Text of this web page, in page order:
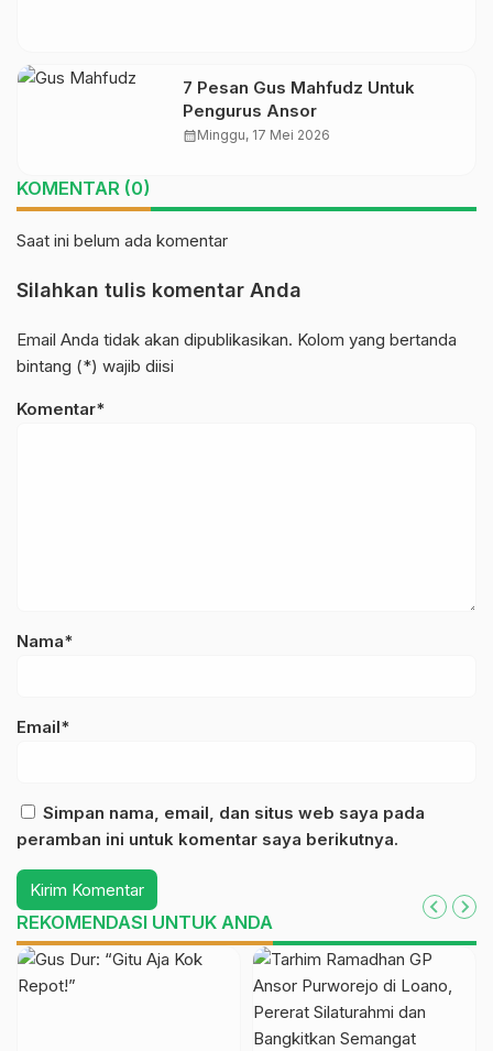
7 Pesan Gus Mahfudz Untuk
Pengurus Ansor
calendar_monthMinggu, 17 Mei 2026
KOMENTAR (0)
Saat ini belum ada komentar
Silahkan tulis komentar Anda
Email Anda tidak akan dipublikasikan. Kolom yang bertanda
bintang (*) wajib diisi
Komentar*
Nama*
Email*
Simpan nama, email, dan situs web saya pada
peramban ini untuk komentar saya berikutnya.
REKOMENDASI UNTUK ANDA